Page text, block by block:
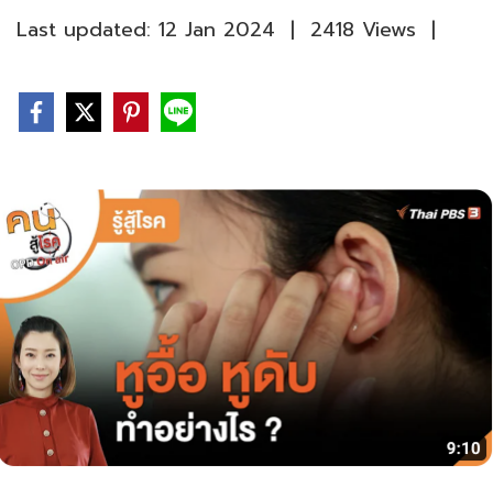
Last updated: 12 Jan 2024 | 2418 Views |